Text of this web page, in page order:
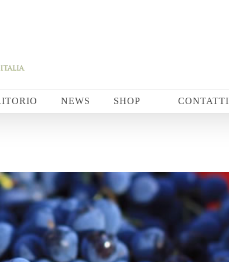
NEWS SHOP CONTATTI